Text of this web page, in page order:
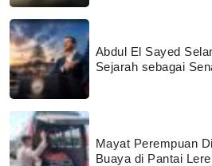
Abdul El Sayed
Sejarah sebagai
Mayat Perempuan
Buaya di Pantai